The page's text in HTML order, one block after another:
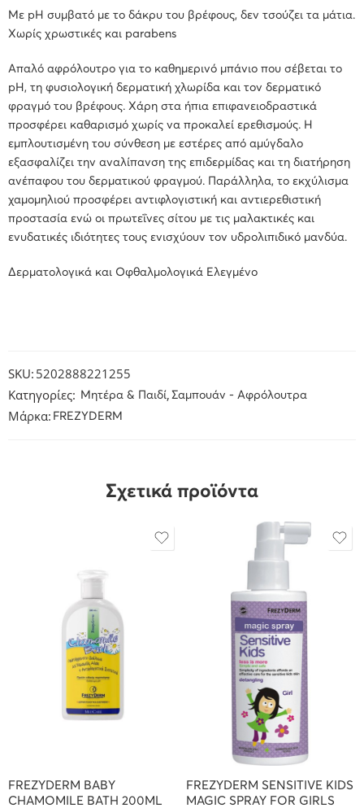
Με pH συμβατό με το δάκρυ του βρέφους, δεν τσούζει τα μάτια.
Χωρίς χρωστικές και parabens
Απαλό αφρόλουτρο για το καθημερινό μπάνιο που σέβεται το
pH, τη φυσιολογική δερματική χλωρίδα και τον δερματικό
φραγμό του βρέφους. Χάρη στα ήπια επιφανειοδραστικά
προσφέρει καθαρισμό χωρίς να προκαλεί ερεθισμούς. Η
εμπλουτισμένη του σύνθεση με εστέρες από αμύγδαλο
εξασφαλίζει την αναλίπανση της επιδερμίδας και τη διατήρηση
ανέπαφου του δερματικού φραγμού. Παράλληλα, το εκχύλισμα
χαμομηλιού προσφέρει αντιφλογιστική και αντιερεθιστική
προστασία ενώ οι πρωτεΐνες σίτου με τις μαλακτικές και
ενυδατικές ιδιότητες τους ενισχύουν τον υδρολιπιδικό μανδύα.
Δερματολογικά και Οφθαλμολογικά Ελεγμένο
SKU: 5202888221255
Κατηγορίες:
Μητέρα & Παιδί, Σαμπουάν - Αφρόλουτρα
Μάρκα: FREZYDERM
Σχετικά προϊόντα
FREZYDERM BABY
CHAMOMILE BATH 200ML
FREZYDERM SENSITIVE KIDS
MAGIC SPRAY FOR GIRLS